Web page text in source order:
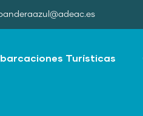
Turísticas